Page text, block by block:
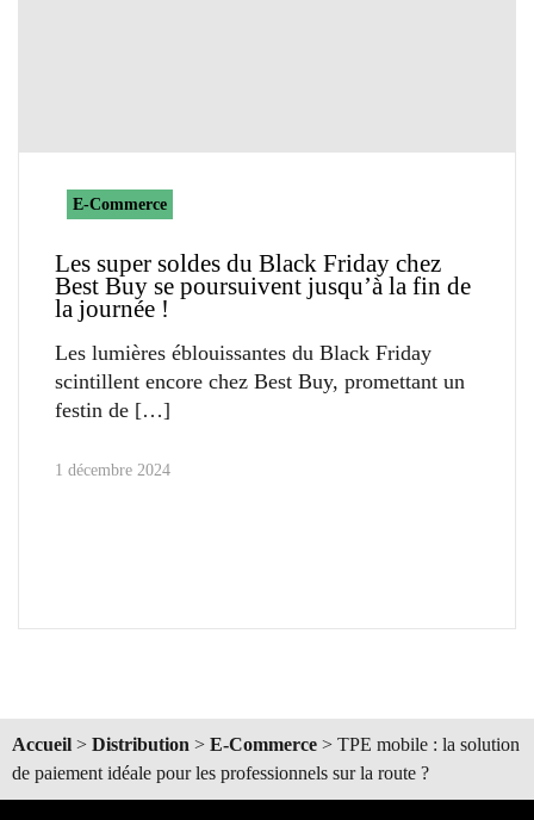
E-Commerce
Les super soldes du Black Friday chez
Best Buy se poursuivent jusqu’à la fin de
la journée !
Les lumières éblouissantes du Black Friday
scintillent encore chez Best Buy, promettant un
festin de
1 décembre 2024
Accueil > Distribution > E-Commerce > TPE mobile : la solution
de paiement idéale pour les professionnels sur la route ?